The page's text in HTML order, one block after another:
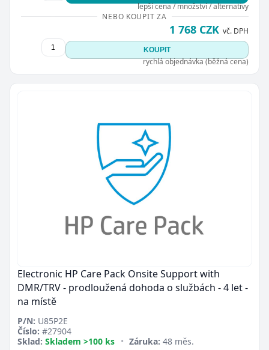
lepší cena / množství / alternativy
NEBO KOUPIT ZA
1 768 CZK vč. DPH
KOUPIT
rychlá objednávka (běžná cena)
Electronic HP Care Pack Onsite Support with
DMR/TRV - prodloužená dohoda o službách - 4 let -
na místě
P/N: U85P2E
Číslo: #27904
Sklad: Skladem >100 ks • Záruka: 48 měs.